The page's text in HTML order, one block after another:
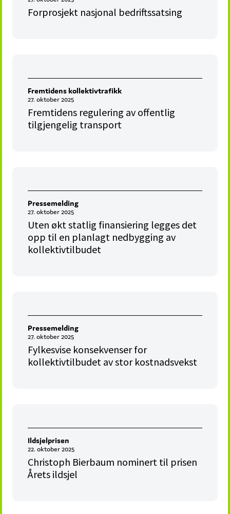
Forprosjekt nasjonal bedriftssatsing
Fremtidens kollektivtrafikk
27. oktober 2025
Fremtidens regulering av offentlig
tilgjengelig transport
Pressemelding
27. oktober 2025
Uten økt statlig finansiering legges det
opp til en planlagt nedbygging av
kollektivtilbudet
Pressemelding
27. oktober 2025
Fylkesvise konsekvenser for
kollektivtilbudet av stor kostnadsvekst
Ildsjelprisen
22. oktober 2025
Christoph Bierbaum nominert til prisen
Årets ildsjel